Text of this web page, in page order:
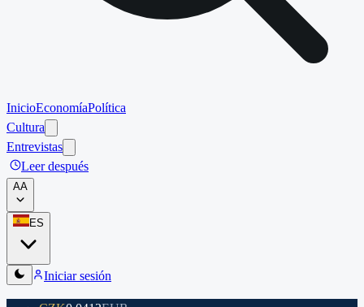
InicioEconomíaPolítica
Cultura
Entrevistas
Leer después
AA
ES
Iniciar sesión